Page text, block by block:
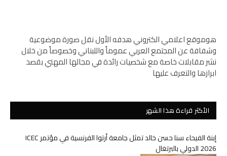
هوموقع اعلامي الكتروني هدفه الأول نقل صورة موضوعية
وشفافة عن المجتمع العربي عموماً واللبناني وخصوصاً من خلال
نشر مقابلات خاصة مع شخصيات رائدة في مجالها المهني بقصد
ابرازها والتعرف عليها
الأكثر قراءة هذا الشهر
إبنة الفيحاء سنا حسن خالد تمثل جامعة أرتوا الفرنسية في مؤتمر ICEC
2026 الدولي بالبرتغال